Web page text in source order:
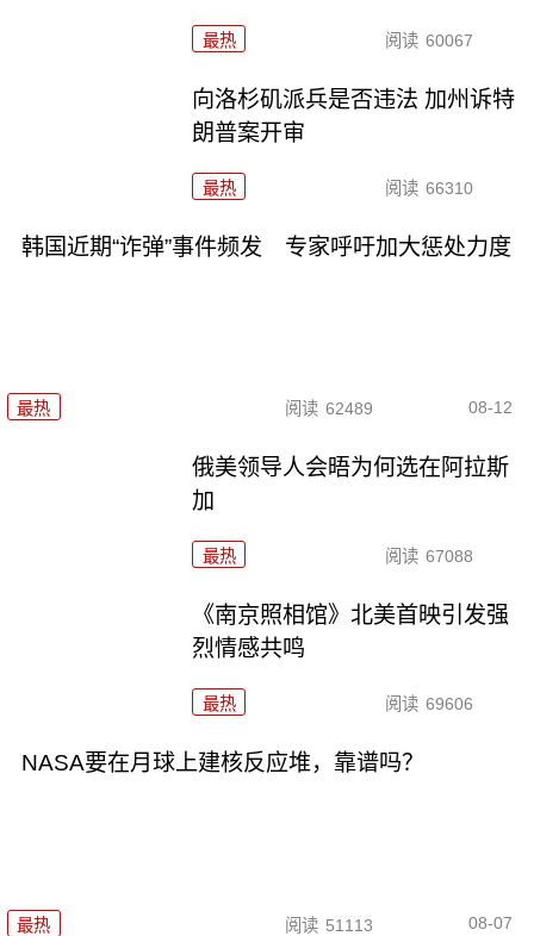
最热 阅读 60067
向洛杉矶派兵是否违法 加州诉特
朗普案开审
最热 阅读 66310
韩国近期“诈弹”事件频发 专家呼吁加大惩处力度
最热 阅读 62489 08-12
俄美领导人会晤为何选在阿拉斯
加
最热 阅读 67088
《南京照相馆》北美首映引发强
烈情感共鸣
最热 阅读 69606
NASA要在月球上建核反应堆，靠谱吗？
最热 阅读 51113 08-07